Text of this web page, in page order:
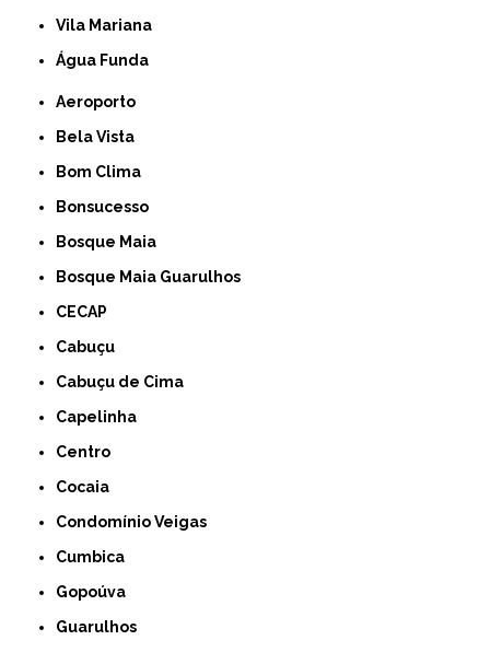
Vila Mariana
Água Funda
Aeroporto
Bela Vista
Bom Clima
Bonsucesso
Bosque Maia
Bosque Maia Guarulhos
CECAP
Cabuçu
Cabuçu de Cima
Capelinha
Centro
Cocaia
Condomínio Veigas
Cumbica
Gopoúva
Guarulhos